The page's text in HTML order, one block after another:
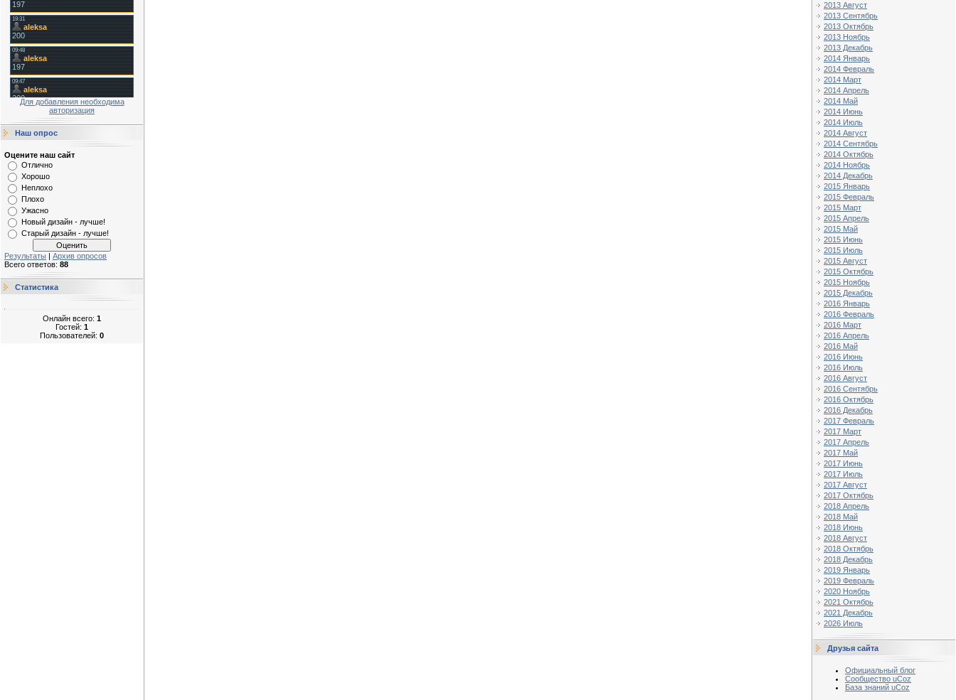
Для добавления необходима
авторизация
Наш опрос
Оцените наш сайт
Отлично
Хорошо
Неплохо
Плохо
Ужасно
Новый дизайн - лучше!
Старый дизайн - лучше!
Результаты | Архив опросов
Всего ответов: 88
Статистика
Онлайн всего: 1
Гостей: 1
Пользователей: 0
2013 Август
2013 Сентябрь
2013 Октябрь
2013 Ноябрь
2013 Декабрь
2014 Январь
2014 Февраль
2014 Март
2014 Апрель
2014 Май
2014 Июнь
2014 Июль
2014 Август
2014 Сентябрь
2014 Октябрь
2014 Ноябрь
2014 Декабрь
2015 Январь
2015 Февраль
2015 Март
2015 Апрель
2015 Май
2015 Июнь
2015 Июль
2015 Август
2015 Октябрь
2015 Ноябрь
2015 Декабрь
2016 Январь
2016 Февраль
2016 Март
2016 Апрель
2016 Май
2016 Июнь
2016 Июль
2016 Август
2016 Сентябрь
2016 Октябрь
2016 Декабрь
2017 Февраль
2017 Март
2017 Апрель
2017 Май
2017 Июнь
2017 Июль
2017 Август
2017 Октябрь
2018 Апрель
2018 Май
2018 Июнь
2018 Август
2018 Октябрь
2018 Декабрь
2019 Январь
2019 Февраль
2020 Ноябрь
2021 Октябрь
2021 Декабрь
2026 Июль
Друзья сайта
Официальный блог
Сообщество uCoz
База знаний uCoz